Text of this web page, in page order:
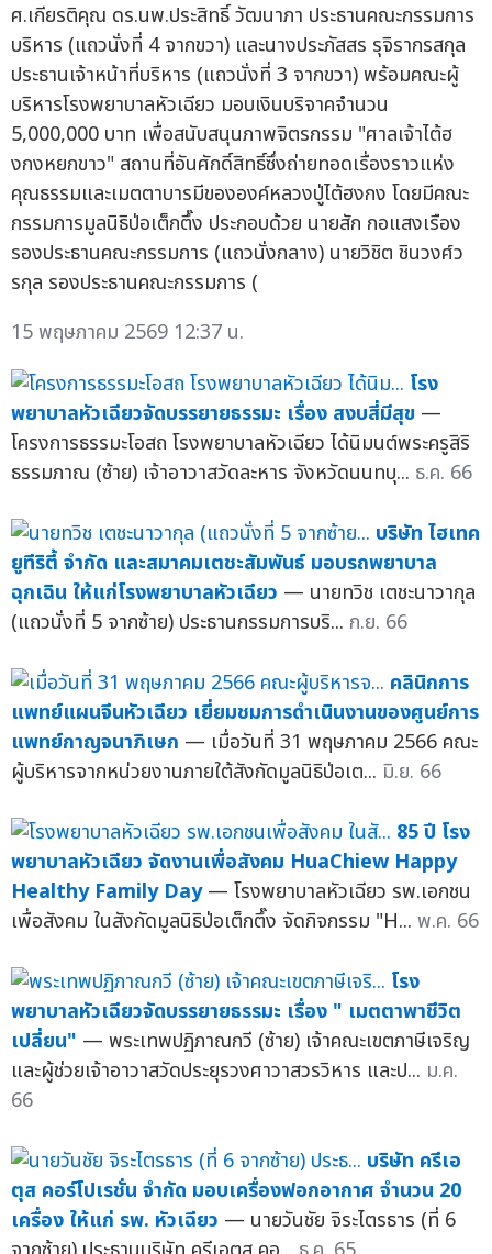
ศ.เกียรติคุณ ดร.นพ.ประสิทธิ์ วัฒนาภา ประธานคณะกรรมการ
บริหาร (แถวนั่งที่ 4 จากขวา) และนางประภัสสร รุจิรากรสกุล
ประธานเจ้าหน้าที่บริหาร (แถวนั่งที่ 3 จากขวา) พร้อมคณะผู้
บริหารโรงพยาบาลหัวเฉียว มอบเงินบริจาคจำนวน
5,000,000 บาท เพื่อสนับสนุนภาพจิตรกรรม "ศาลเจ้าไต้ฮ
งกงหยกขาว" สถานที่อันศักดิ์สิทธิ์ซึ่งถ่ายทอดเรื่องราวแห่ง
คุณธรรมและเมตตาบารมีขององค์หลวงปู่ไต้ฮงกง โดยมีคณะ
กรรมการมูลนิธิป่อเต็กตึ๊ง ประกอบด้วย นายสัก กอแสงเรือง
รองประธานคณะกรรมการ (แถวนั่งกลาง) นายวิชิต ชินวงศ์ว
รกุล รองประธานคณะกรรมการ (
15 พฤษภาคม 2569 12:37 น.
โรง
พยาบาลหัวเฉียวจัดบรรยายธรรมะ เรื่อง สงบสี่มีสุข —
โครงการธรรมะโอสถ โรงพยาบาลหัวเฉียว ได้นิมนต์พระครูสิริ
ธรรมภาณ (ซ้าย) เจ้าอาวาสวัดละหาร จังหวัดนนทบุ... ธ.ค. 66
บริษัท ไฮเทค
ยูทีริตี้ จำกัด และสมาคมเตชะสัมพันธ์ มอบรถพยาบาล
ฉุกเฉิน ให้แก่โรงพยาบาลหัวเฉียว — นายทวิช เตชะนาวากุล
(แถวนั่งที่ 5 จากซ้าย) ประธานกรรมการบริ... ก.ย. 66
คลินิกการ
แพทย์แผนจีนหัวเฉียว เยี่ยมชมการดำเนินงานของศูนย์การ
แพทย์กาญจนาภิเษก — เมื่อวันที่ 31 พฤษภาคม 2566 คณะ
ผู้บริหารจากหน่วยงานภายใต้สังกัดมูลนิธิป่อเต... มิ.ย. 66
85 ปี โรง
พยาบาลหัวเฉียว จัดงานเพื่อสังคม HuaChiew Happy
Healthy Family Day — โรงพยาบาลหัวเฉียว รพ.เอกชน
เพื่อสังคม ในสังกัดมูลนิธิป่อเต็กตึ๊ง จัดกิจกรรม "H... พ.ค. 66
โรง
พยาบาลหัวเฉียวจัดบรรยายธรรมะ เรื่อง " เมตตาพาชีวิต
เปลี่ยน" — พระเทพปฏิภาณกวี (ซ้าย) เจ้าคณะเขตภาษีเจริญ
และผู้ช่วยเจ้าอาวาสวัดประยุรวงศาวาสวรวิหาร และป... ม.ค.
66
บริษัท ครีเอ
ตุส คอร์โปเรชั่น จำกัด มอบเครื่องฟอกอากาศ จำนวน 20
เครื่อง ให้แก่ รพ. หัวเฉียว — นายวันชัย จิระไตรธาร (ที่ 6